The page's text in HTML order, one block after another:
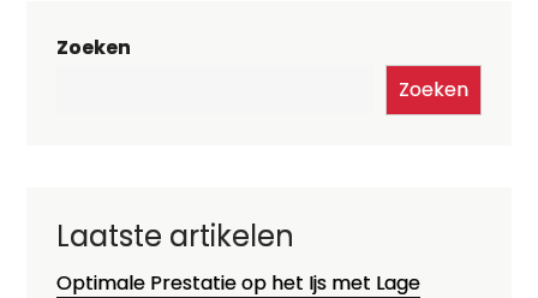
Zoeken
Zoeken
Laatste artikelen
Optimale Prestatie op het Ijs met Lage